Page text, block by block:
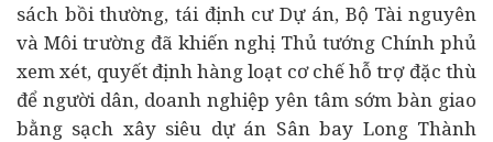
sách bồi thường, tái định cư Dự án, Bộ Tài nguyên
và Môi trường đã khiến nghị Thủ tướng Chính phủ
xem xét, quyết định hàng loạt cơ chế hỗ trợ đặc thù
để người dân, doanh nghiệp yên tâm sớm bàn giao
bằng sạch xây siêu dự án Sân bay Long Thành